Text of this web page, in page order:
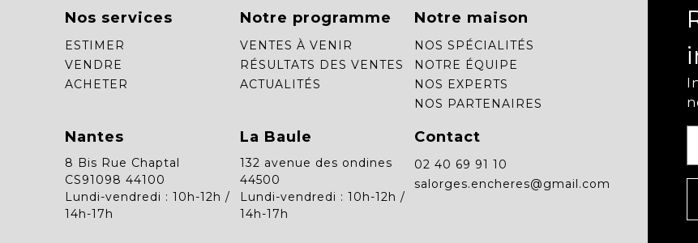
Nos services
ESTIMER
VENDRE
ACHETER
Notre programme
VENTES À VENIR
RÉSULTATS DES VENTES
ACTUALITÉS
Notre maison
NOS SPÉCIALITÉS
NOTRE ÉQUIPE
NOS EXPERTS
NOS PARTENAIRES
Nantes
8 Bis Rue Chaptal
CS91098 44100
Lundi-vendredi : 10h-12h /
14h-17h
La Baule
132 avenue des ondines
44500
Lundi-vendredi : 10h-12h /
14h-17h
Contact
02 40 69 91 10
salorges.encheres@gmail.com